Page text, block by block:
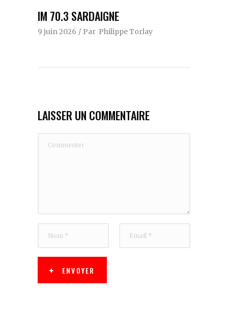
IM 70.3 SARDAIGNE
9 juin 2026 Par Philippe Torlay
LAISSER UN COMMENTAIRE
ENVOYER